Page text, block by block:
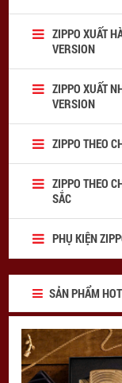
ZIPPO XUẤT
VERSION
ZIPPO XUẤT
VERSION
ZIPPO THEO
ZIPPO THEO
SẮC
PHỤ KIỆN
SẢN PHẨM HOT